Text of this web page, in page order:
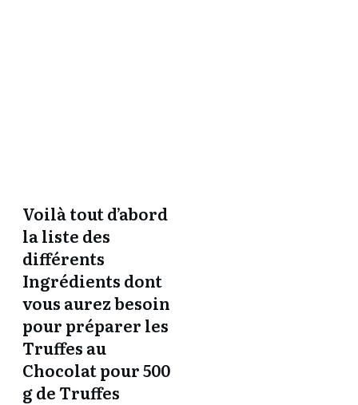
Voilà tout d’abord
la liste des
différents
Ingrédients dont
vous aurez besoin
pour préparer les
Truffes au
Chocolat pour 500
g de Truffes